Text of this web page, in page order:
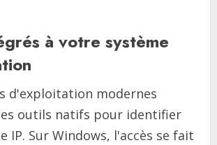
à votre système
d'exploitation modernes
outils natifs pour identifier
IP. Sur Windows, l'accès se fait